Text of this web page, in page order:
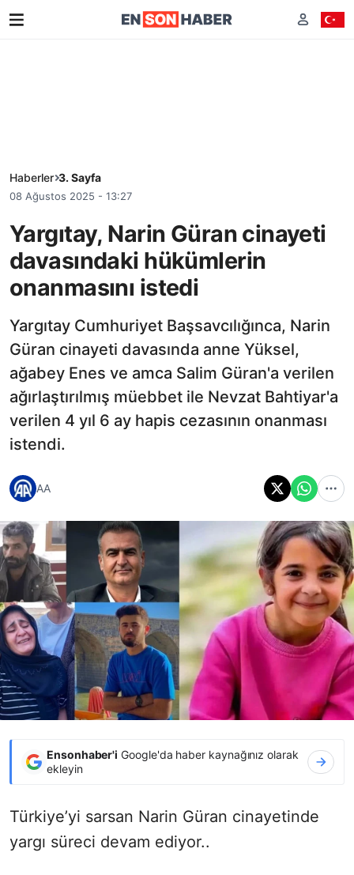
Haberler 3. Sayfa
08 Ağustos 2025 - 13:27
Yargıtay, Narin Güran cinayeti
davasındaki hükümlerin
onanmasını istedi
Yargıtay Cumhuriyet Başsavcılığınca, Narin
Güran cinayeti davasında anne Yüksel,
ağabey Enes ve amca Salim Güran'a verilen
ağırlaştırılmış müebbet ile Nevzat Bahtiyar'a
verilen 4 yıl 6 ay hapis cezasının onanması
istendi.
AA
Ensonhaber'i Google'da haber kaynağınız olarak
ekleyin
Türkiye’yi sarsan Narin Güran cinayetinde
yargı süreci devam ediyor..